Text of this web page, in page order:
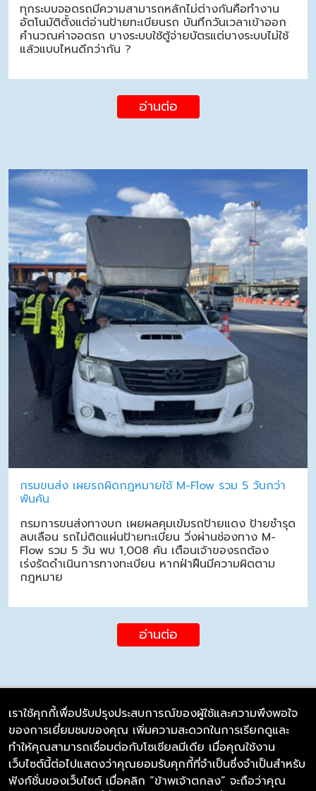
ทุกระบบจอดรถมีความสามารถหลักไม่ต่างกันคือทำงาน
อัตโนมัติตั้งแต่อ่านป้ายทะเบียนรถ บันทึกวันเวลาเข้าออก
คำนวณค่าจอดรถ บางระบบใช้ตู้จ่ายบัตรแต่บางระบบไม่ใช้
แล้วแบบไหนดีกว่ากัน ?
อ่านต่อ
กรมขนส่ง เผยรถผิดกฎหมายใช้ M-Flow รวม 5 วันกว่า
พันคัน
กรมการขนส่งทางบก เผยผลคุมเข้มรถป้ายแดง ป้ายชำรุด
ลบเลือน รถไม่ติดแผ่นป้ายทะเบียน วิ่งผ่านช่องทาง M-
Flow รวม 5 วัน พบ 1,008 คัน เตือนเจ้าของรถต้อง
เร่งรัดดำเนินการทางทะเบียน หากฝ่าฝืนมีความผิดตาม
กฎหมาย
อ่านต่อ
บริษัท ซิมลิงค์ จำกัด
98/226 Bangrakyai-Baanmai Road,
Bangyai, Nonthaburi 11140
เราใช้คุกกี้เพื่อปรับปรุงประสบการณ์ของผู้ใช้และความพึงพอใจ
ของการเยี่ยมชมของคุณ เพิ่มความสะดวกในการเรียกดูและ
ทำให้คุณสามารถเชื่อมต่อกับโซเชียลมีเดีย เมื่อคุณใช้งาน
เว็บไซต์นี้ต่อไปแสดงว่าคุณยอมรับคุกกี้ที่จำเป็นซึ่งจำเป็นสำหรับ
ฟังก์ชั่นของเว็บไซต์ เมื่อคลิก “ข้าพเจ้าตกลง” จะถือว่าคุณ